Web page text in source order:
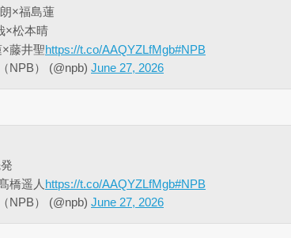
×福島蓮
×松本晴
×藤井聖https://t.co/AAQYZLfMgb#NPB
NPB） (@npb) June 27, 2026
橋遥人 https://t.co/AAQYZLfMgb#NPB
NPB） (@npb) June 27, 2026